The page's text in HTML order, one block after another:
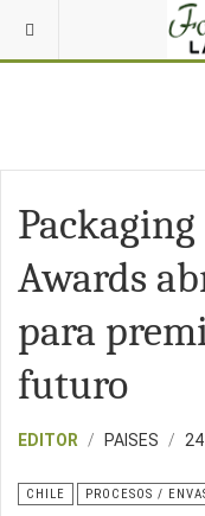
Awards
para
futuro
EDITOR PAISES
CHILE PROCESOS /